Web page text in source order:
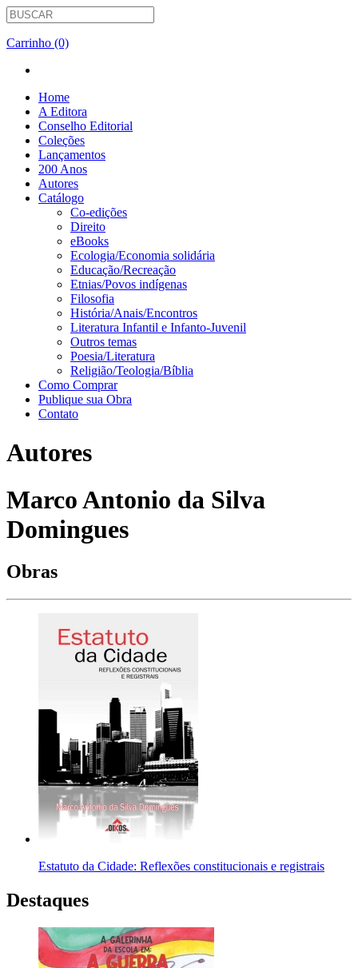
Carrinho (0)
Home
A Editora
Conselho Editorial
Coleções
Lançamentos
200 Anos
Autores
Catálogo
Co-edições
Direito
eBooks
Ecologia/Economia solidária
Educação/Recreação
Etnias/Povos indígenas
Filosofia
História/Anais/Encontros
Literatura Infantil e Infanto-Juvenil
Outros temas
Poesia/Literatura
Religião/Teologia/Bíblia
Como Comprar
Publique sua Obra
Contato
Autores
Marco Antonio da Silva
Domingues
Obras
Estatuto da Cidade: Reflexões constitucionais e registrais
Destaques